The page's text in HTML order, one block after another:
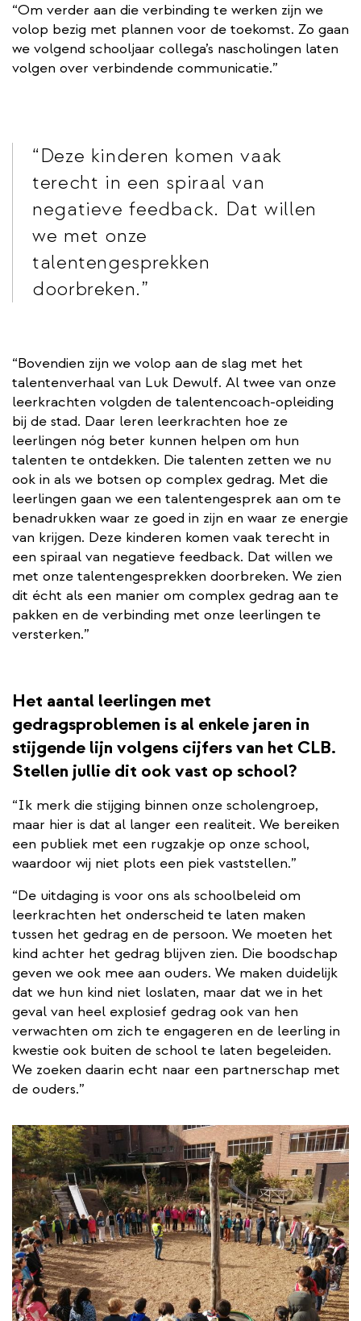
“Om verder aan die verbinding te werken zijn we
volop bezig met plannen voor de toekomst. Zo gaan
we volgend schooljaar collega’s nascholingen laten
volgen over verbindende communicatie.”
Deze kinderen komen vaak
terecht in een spiraal van
negatieve feedback. Dat willen
we met onze
talentengesprekken
doorbreken.
“Bovendien zijn we volop aan de slag met het
talentenverhaal van Luk Dewulf. Al twee van onze
leerkrachten volgden de talentencoach-opleiding
bij de stad. Daar leren leerkrachten hoe ze
leerlingen nóg beter kunnen helpen om hun
talenten te ontdekken. Die talenten zetten we nu
ook in als we botsen op complex gedrag. Met die
leerlingen gaan we een talentengesprek aan om te
benadrukken waar ze goed in zijn en waar ze energie
van krijgen. Deze kinderen komen vaak terecht in
een spiraal van negatieve feedback. Dat willen we
met onze talentengesprekken doorbreken. We zien
dit écht als een manier om complex gedrag aan te
pakken en de verbinding met onze leerlingen te
versterken.”
Het aantal leerlingen met
gedragsproblemen is al enkele jaren in
stijgende lijn volgens cijfers van het CLB.
Stellen jullie dit ook vast op school?
“Ik merk die stijging binnen onze scholengroep,
maar hier is dat al langer een realiteit. We bereiken
een publiek met een rugzakje op onze school,
waardoor wij niet plots een piek vaststellen.”
“De uitdaging is voor ons als schoolbeleid om
leerkrachten het onderscheid te laten maken
tussen het gedrag en de persoon. We moeten het
kind achter het gedrag blijven zien. Die boodschap
geven we ook mee aan ouders. We maken duidelijk
dat we hun kind niet loslaten, maar dat we in het
geval van heel explosief gedrag ook van hen
verwachten om zich te engageren en de leerling in
kwestie ook buiten de school te laten begeleiden.
We zoeken daarin echt naar een partnerschap met
de ouders.”